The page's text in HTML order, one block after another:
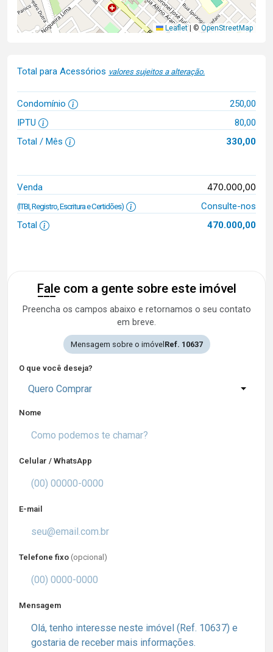
Leaflet © OpenStreetMap
Total para Acessórios valores sujeitos a alteração.
Condomínio
250,00
IPTU
80,00
Total / Mês
330,00
Venda 470.000,00
(ITBI, Registro, Escritura e Certidões)
Consulte-nos
Total
470.000,00
Fale com a gente sobre este imóvel
Preencha os campos abaixo e retornamos o seu contato
em breve.
Mensagem sobre o imóvel Ref. 10637
O que você deseja?
Quero Comprar
Nome
Celular / WhatsApp
E-mail
Telefone fixo (opcional)
Mensagem